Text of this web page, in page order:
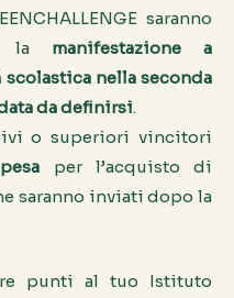
saranno
la manifestazione a
nella seconda
da definirsi.
o superiori vincitori
per l’acquisto di
saranno inviati dopo la
punti al tuo Istituto